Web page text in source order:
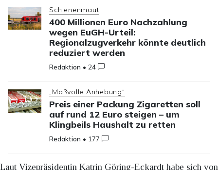
Schienenmaut
400 Millionen Euro Nachzahlung
wegen EuGH-Urteil:
Regionalzugverkehr könnte deutlich
reduziert werden
Redaktion •24
„Maßvolle Anhebung“
Preis einer Packung Zigaretten soll
auf rund 12 Euro steigen – um
Klingbeils Haushalt zu retten
Redaktion • 177
Laut Vizepräsidentin Katrin Göring-Eckardt habe sich von